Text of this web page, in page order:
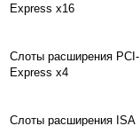
Express x16
Слоты расширения PCI-
Express x4
Слоты расширения ISA